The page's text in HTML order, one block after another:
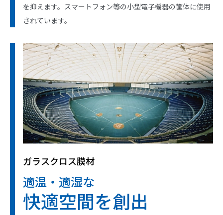
を抑えます。スマートフォン等の小型電子機器の筐体に使用
されています。
ガラスクロス膜材
適温・適湿な
快適空間を創出